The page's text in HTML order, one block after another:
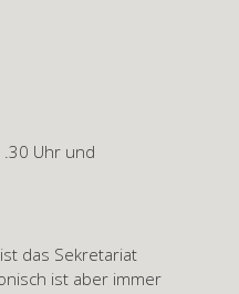
Uhr und
das Sekretariat
ist aber immer